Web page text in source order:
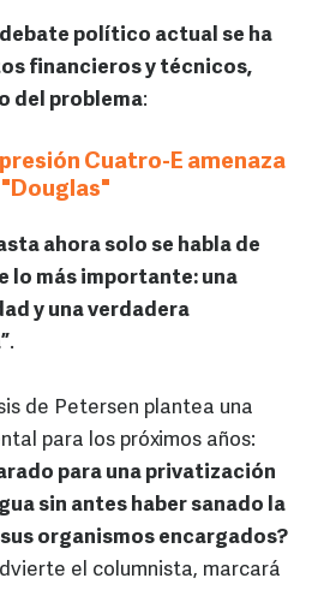
político actual se ha
financieros y técnicos,
del problema:
Cuatro-E amenaza
ahora solo se habla de
lo más importante: una
y una verdadera
.
de Petersen plantea una
para los próximos años:
para una privatización
sin antes haber sanado la
organismos encargados?
el columnista, marcará